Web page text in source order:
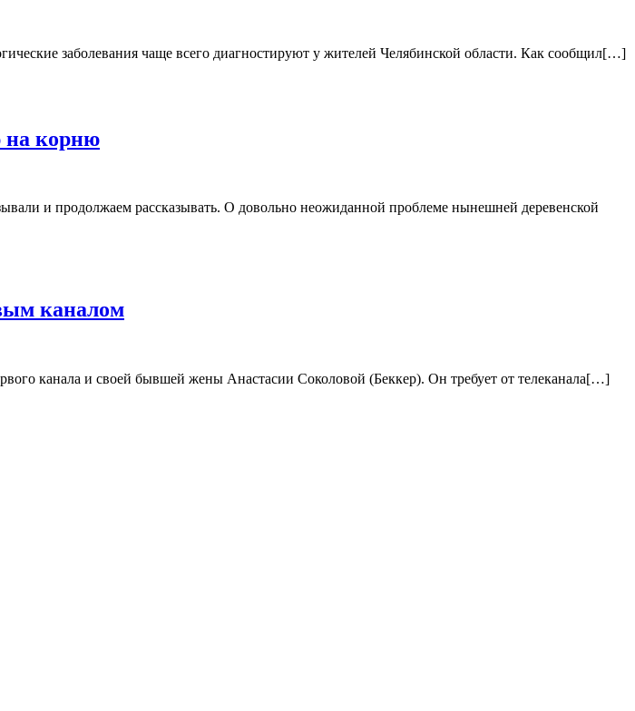
заболевания чаще всего диагностируют у жителей Челябинской области. Как сообщил[…]
на корню
и продолжаем рассказывать. О довольно неожиданной проблеме нынешней деревенской
каналом
канала и своей бывшей жены Анастасии Соколовой (Беккер). Он требует от телеканала[…]